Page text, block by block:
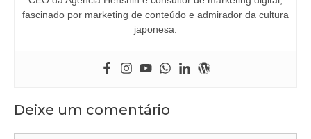
fascinado por marketing de conteúdo e admirador da cultura
japonesa.
Deixe um comentário